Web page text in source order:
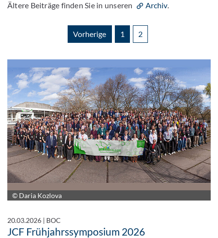
Ältere Beiträge finden Sie in unseren Archiv.
Vorherige 1 2
© Daria Kozlova
20.03.2026 | BOC
JCF Frühjahrssymposium 2026